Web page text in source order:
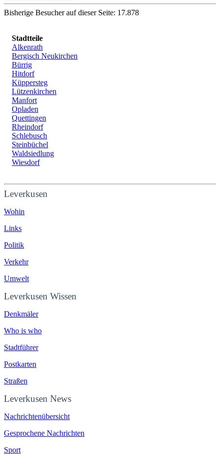
Bisherige Besucher auf dieser Seite: 17.878
Stadtteile
Alkenrath
Bergisch Neukirchen
Bürrig
Hitdorf
Küppersteg
Lützenkirchen
Manfort
Opladen
Quettingen
Rheindorf
Schlebusch
Steinbüchel
Waldsiedlung
Wiesdorf
Leverkusen
Wohin
Links
Politik
Verkehr
Umwelt
Leverkusen Wissen
Denkmäler
Who is who
Stadtführer
Postkarten
Straßen
Leverkusen News
Nachrichtenübersicht
Gesprochene Nachrichten
Sport